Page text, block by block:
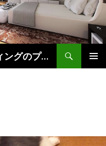
JEB'S STAFF BLOG コーティングのプロが教えるお役立ち情報